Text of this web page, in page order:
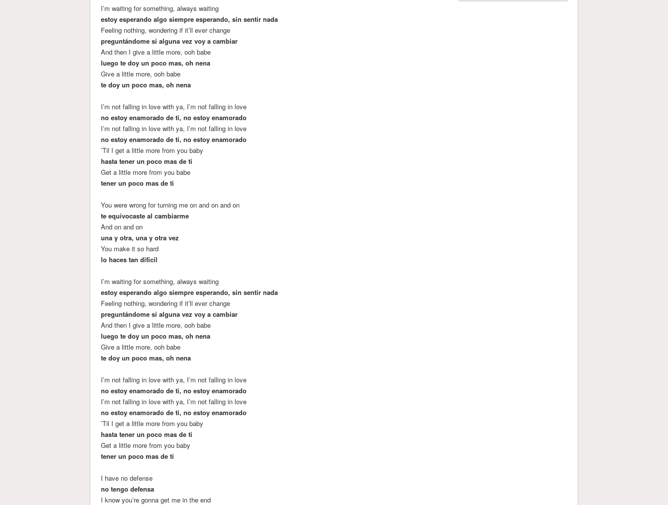
I’m waiting for something, always waiting
estoy esperando algo siempre esperando, sin sentir nada
Feeling nothing, wondering if it’ll ever change
preguntándome si alguna vez voy a cambiar
And then I give a little more, ooh babe
luego te doy un poco mas, oh nena
Give a little more, ooh babe
te doy un poco mas, oh nena
I’m not falling in love with ya, I’m not falling in love
no estoy enamorado de ti, no estoy enamorado
I’m not falling in love with ya, I’m not falling in love
no estoy enamorado de ti, no estoy enamorado
’Til I get a little more from you baby
hasta tener un poco mas de ti
Get a little more from you babe
tener un poco mas de ti
You were wrong for turning me on and on and on
te equivocaste al cambiarme
And on and on
una y otra, una y otra vez
You make it so hard
lo haces tan difícil
I’m waiting for something, always waiting
estoy esperando algo siempre esperando, sin sentir nada
Feeling nothing, wondering if it’ll ever change
preguntándome si alguna vez voy a cambiar
And then I give a little more, ooh babe
luego te doy un poco mas, oh nena
Give a little more, ooh babe
te doy un poco mas, oh nena
I’m not falling in love with ya, I’m not falling in love
no estoy enamorado de ti, no estoy enamorado
I’m not falling in love with ya, I’m not falling in love
no estoy enamorado de ti, no estoy enamorado
’Til I get a little more from you baby
hasta tener un poco mas de ti
Get a little more from you baby
tener un poco mas de ti
I have no defense
no tengo defensa
I know you’re gonna get me in the end